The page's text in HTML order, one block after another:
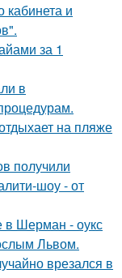
кабинета и
за 1
в
на пляже
получили
шоу - от
в Шерман - оукс
Львом.
врезался в